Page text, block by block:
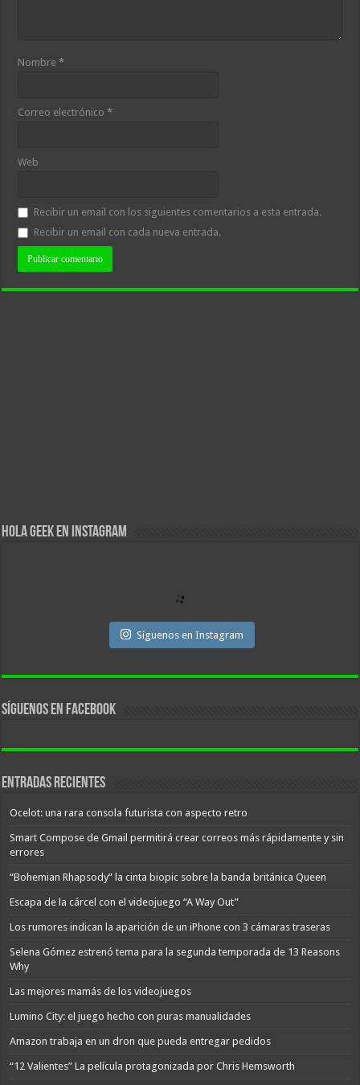
Nombre*
Correo electrónico*
Web
Recibir un email con los siguientes comentarios a esta entrada.
Recibir un email con cada nueva entrada.
Hola Geek en Instagram
Síguenos en Instagram
Síguenos en facebook
Entradas recientes
Ocelot: una rara consola futurista con aspecto retro
Smart Compose de Gmail permitirá crear correos más rápidamente y sin
errores
“Bohemian Rhapsody” la cinta biopic sobre la banda británica Queen
Escapa de la cárcel con el videojuego “A Way Out”
Los rumores indican la aparición de un iPhone con 3 cámaras traseras
Selena Gómez estrenó tema para la segunda temporada de 13 Reasons
Why
Las mejores mamás de los videojuegos
Lumino City: el juego hecho con puras manualidades
Amazon trabaja en un dron que pueda entregar pedidos
“12 Valientes” La película protagonizada por Chris Hemsworth